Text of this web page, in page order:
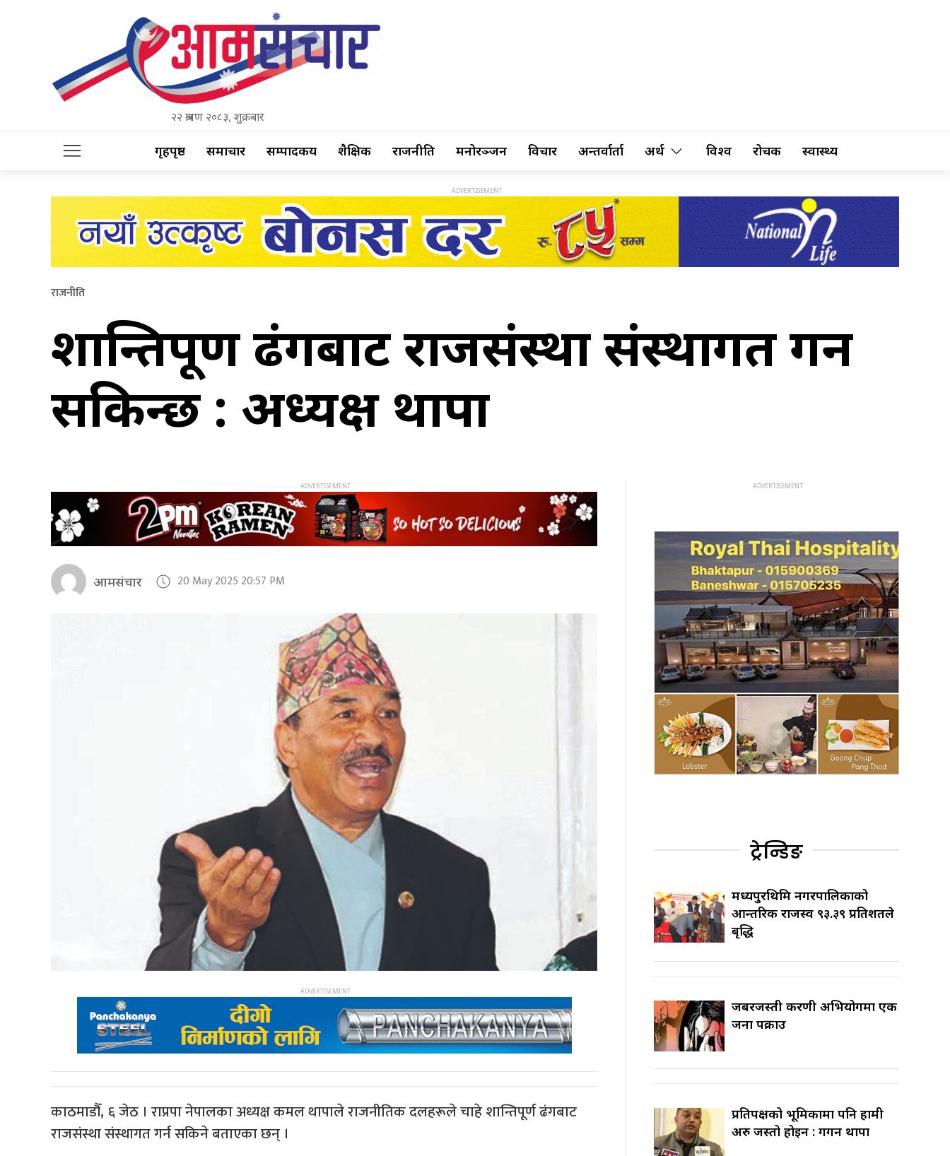
२२ श्रावण २०८३, शुक्रबार
गृहपृष्ठ समाचार सम्पादकीय शैक्षिक राजनीति मनोरञ्जन विचार अन्तर्वार्ता अर्थ विश्व रोचक स्वास्थ्य
राजनीति
शान्तिपूर्ण ढंगबाट राजसंस्था संस्थागत गर्न
सकिन्छ : अध्यक्ष थापा
आमसंचार 20 May 2025 20:57 PM
काठमाडौँ, ६ जेठ । राप्रपा नेपालका अध्यक्ष कमल थापाले राजनीतिक दलहरूले चाहे शान्तिपूर्ण ढंगबाट
राजसंस्था संस्थागत गर्न सकिने बताएका छन् ।
ट्रेन्डिङ
मध्यपुरथिमि नगरपालिकाको
आन्तरिक राजस्व ९३.३९ प्रतिशतले
बृद्धि
जबरजस्ती करणी अभियोगमा एक
जना पक्राउ
प्रतिपक्षको भूमिकामा पनि हामी
अरु जस्तो होइन : गगन थापा